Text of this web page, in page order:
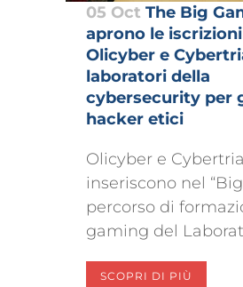
05 Oct The Big
aprono le
Olicyber e
laboratori della
cybersecurity per
hacker etici
Olicyber e
inseriscono nel
percorso di
gaming del
SCOPRI DI PIÙ